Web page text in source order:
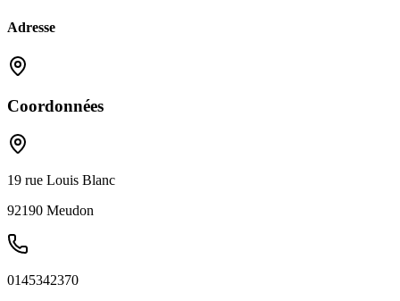
Adresse
Coordonnées
19 rue Louis Blanc
92190 Meudon
0145342370